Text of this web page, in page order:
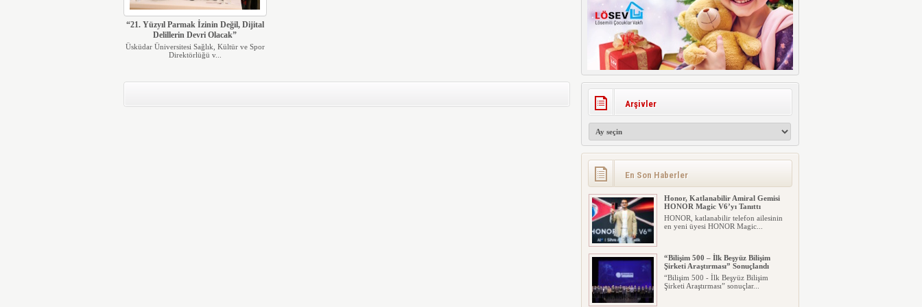
“21. Yüzyıl Parmak İzinin Değil, Dijital
Delillerin Devri Olacak”
Üsküdar Üniversitesi Sağlık, Kültür ve Spor
Direktörlüğü v...
Arşivler
En Son Haberler
Honor, Katlanabilir Amiral Gemisi
HONOR Magic V6’yı Tanıttı
HONOR, katlanabilir telefon ailesinin
en yeni üyesi HONOR Magic...
“Bilişim 500 – İlk Beşyüz Bilişim
Şirketi Araştırması” Sonuçlandı
“Bilişim 500 - İlk Beşyüz Bilişim
Şirketi Araştırması” sonuçlar...